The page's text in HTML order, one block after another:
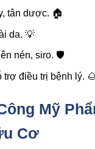
tân dược. 🏠
da. 💡
nén, siro. 🛡️
trợ điều trị bệnh lý.
Mỹ
Cơ